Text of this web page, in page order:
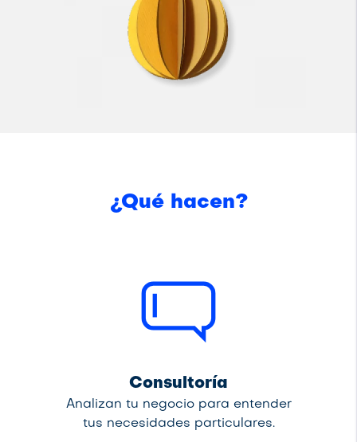
¿Qué hacen?
Consultoría
Analizan tu negocio para entender
tus necesidades particulares.